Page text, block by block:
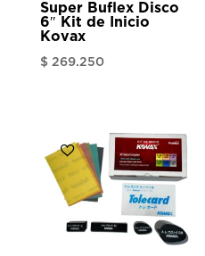
Super Buflex Disco
6″ Kit de Inicio
Kovax
$ 269.250